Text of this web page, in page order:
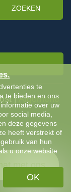
ZOEKEN
|Algemene
met ons
te
te bieden en ons
over uw
social media,
deze gegevens
heeft verstrekt of
van hun
u onze website
OK